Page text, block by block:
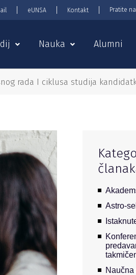
eUNSA Kontakt Pratite
Nauka Alumni
rada I ciklusa studija
Astro-